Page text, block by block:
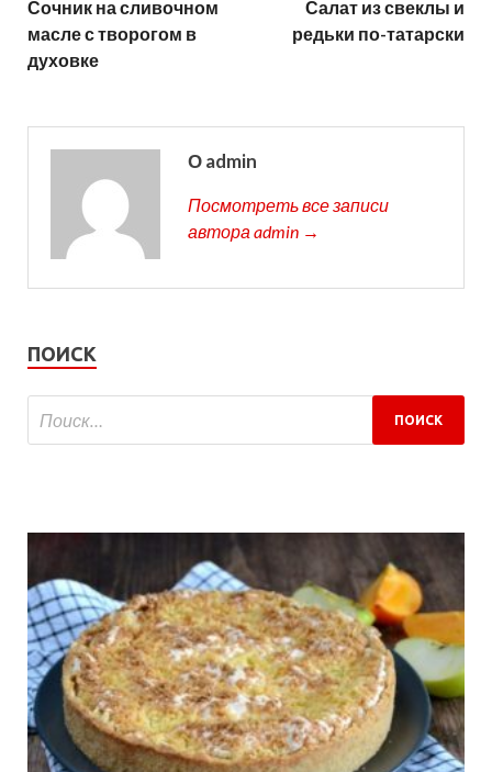
Сочник на сливочном
масле с творогом в
духовке
Салат из свеклы и
редьки по-татарски
О admin
Посмотреть все записи
автора admin →
ПОИСК